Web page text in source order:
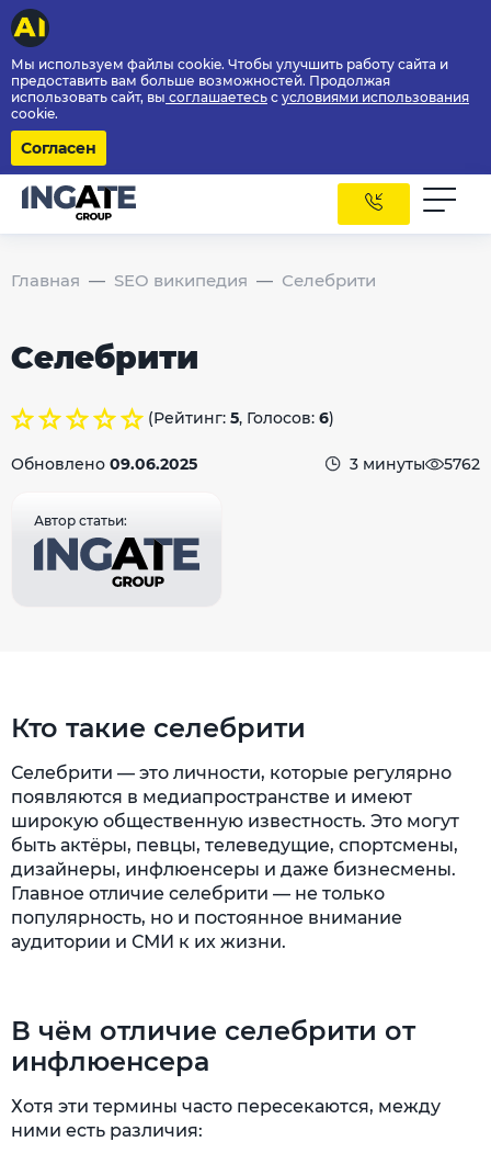
Мы используем файлы cookie. Чтобы улучшить работу сайта и
предоставить вам больше возможностей. Продолжая
использовать сайт, вы соглашаетесь с условиями использования
cookie.
Согласен
Главная SEO википедия Селебрити
Селебрити
(Рейтинг: 5, Голосов: 6)
Обновлено 09.06.2025 3 минуты 5762
Автор статьи:
Кто такие селебрити
Селебрити — это личности, которые регулярно
появляются в медиапространстве и имеют
широкую общественную известность. Это могут
быть актёры, певцы, телеведущие, спортсмены,
дизайнеры, инфлюенсеры и даже бизнесмены.
Главное отличие селебрити — не только
популярность, но и постоянное внимание
аудитории и СМИ к их жизни.
В чём отличие селебрити от
инфлюенсера
Хотя эти термины часто пересекаются, между
ними есть различия: